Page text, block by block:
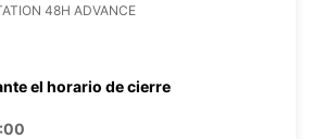
48H ADVANCE
el horario de cierre